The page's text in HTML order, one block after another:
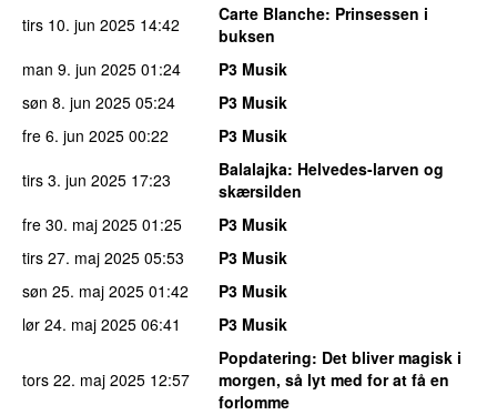
tirs 10. jun 2025 14:42 Carte Blanche: Prinsessen i
buksen
man 9. jun 2025 01:24
P3 Musik
søn 8. jun 2025 05:24
P3 Musik
fre 6. jun 2025 00:22
P3 Musik
tirs 3. jun 2025 17:23 Balalajka: Helvedes-larven og
skærsilden
fre 30. maj 2025 01:25
P3 Musik
tirs 27. maj 2025 05:53
P3 Musik
søn 25. maj 2025 01:42
P3 Musik
lør 24. maj 2025 06:41 P3 Musik
tors 22. maj 2025 12:57
Popdatering: Det bliver magisk i
morgen, så lyt med for at få en
forlomme